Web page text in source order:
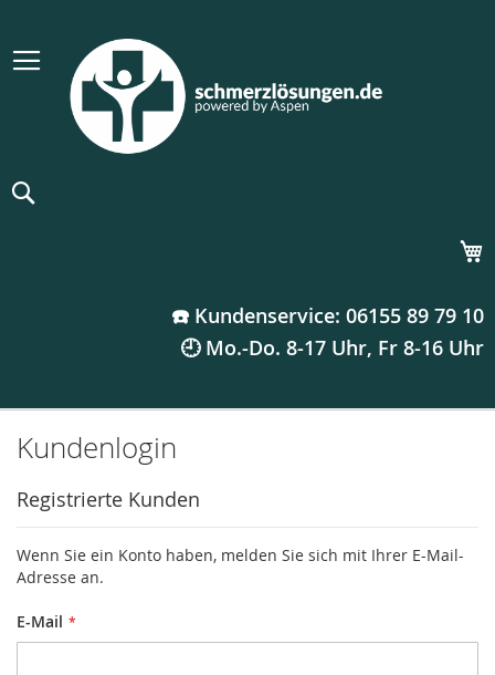
☎️ Kundenservice: 06155 89 79 10
🕘 Mo.-Do. 8-17 Uhr, Fr 8-16 Uhr
Kundenlogin
Registrierte Kunden
Wenn Sie ein Konto haben, melden Sie sich mit Ihrer E-Mail-
Adresse an.
E-Mail